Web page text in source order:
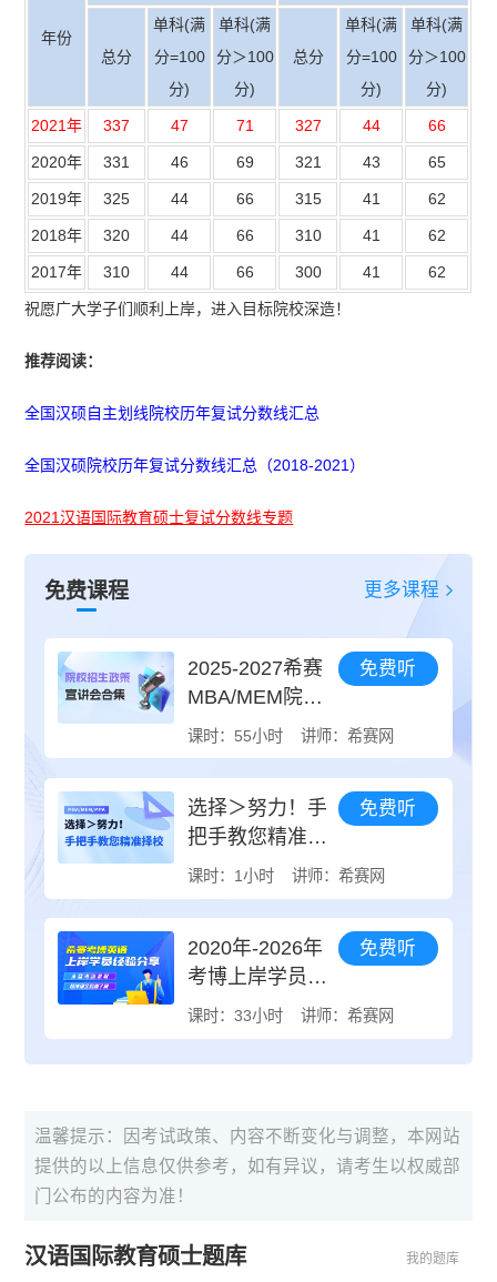
年份
总分
单科(满
分=100
分)
单科(满
分＞100
分)
总分
单科(满
分=100
分)
单科(满
分＞100
分)
2021年 337 47 71 327 44 66
2020年 331 46 69 321 43 65
2019年 325 44 66 315 41 62
2018年 320 44 66 310 41 62
2017年 310 44 66 300 41 62
祝愿广大学子们顺利上岸，进入目标院校深造！
推荐阅读：
全国汉硕自主划线院校历年复试分数线汇总
全国汉硕院校历年复试分数线汇总（2018-2021）
2021汉语国际教育硕士复试分数线专题
免费课程 更多课程
2025-2027希赛
MBA/MEM院校
招生政策宣讲会
合集
免费听
课时：55小时 讲师：希赛网
选择＞努力！手
把手教您精准择
校
免费听
课时：1小时 讲师：希赛网
2020年-2026年
考博上岸学员备
考经验分享
免费听
课时：33小时 讲师：希赛网
温馨提示：因考试政策、内容不断变化与调整，本网站
提供的以上信息仅供参考，如有异议，请考生以权威部
门公布的内容为准！
汉语国际教育硕士题库 我的题库